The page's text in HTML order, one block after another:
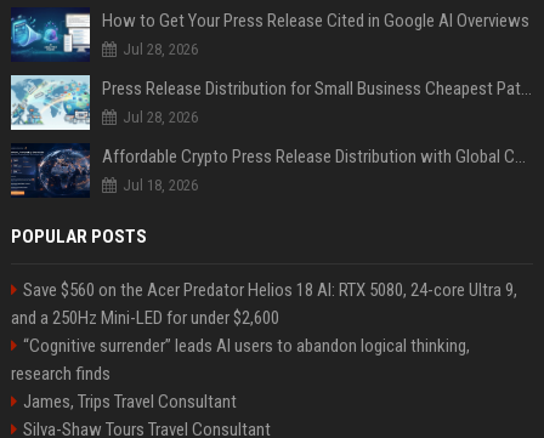
How to Get Your Press Release Cited in Google AI Overviews
Jul 28, 2026
Press Release Distribution for Small Business Cheapest Path to Real Coverage
Jul 28, 2026
Affordable Crypto Press Release Distribution with Global Coverage
Jul 18, 2026
POPULAR POSTS
Save $560 on the Acer Predator Helios 18 AI: RTX 5080, 24-core Ultra 9,
and a 250Hz Mini-LED for under $2,600
“Cognitive surrender” leads AI users to abandon logical thinking,
research finds
James, Trips Travel Consultant
Silva-Shaw Tours Travel Consultant